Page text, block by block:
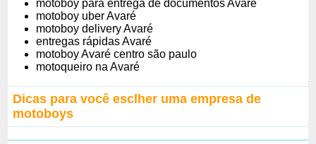
motoboy para entrega de documentos Avaré
motoboy uber Avaré
motoboy delivery Avaré
entregas rápidas Avaré
motoboy Avaré centro são paulo
motoqueiro na Avaré
Dicas para você esclher uma empresa de
motoboys